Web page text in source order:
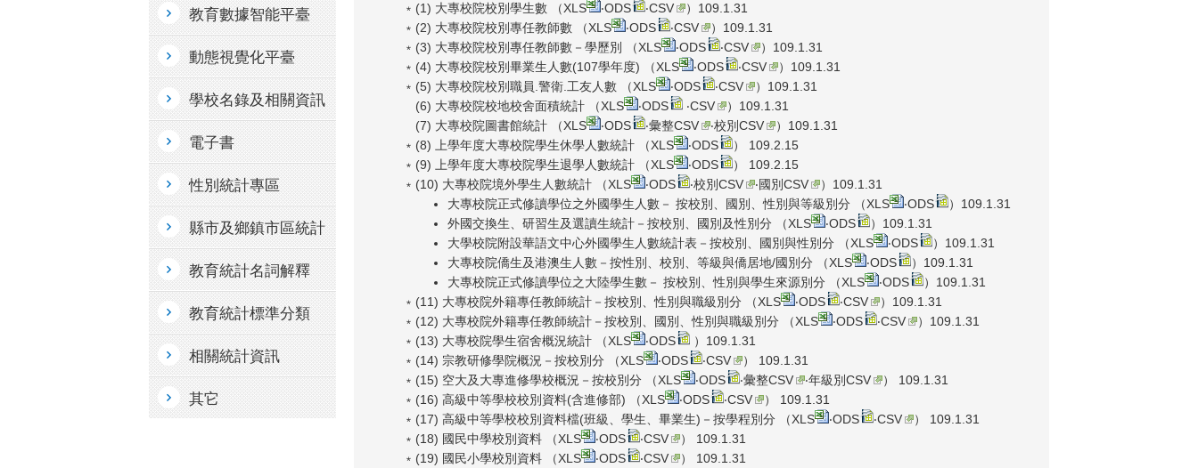
教育數據智能平臺
動態視覺化平臺
學校名錄及相關資訊
電子書
性別統計專區
縣市及鄉鎮市區統計
教育統計名詞解釋
教育統計標準分類
相關統計資訊
其它
﹡(1) 大專校院校別學生數 （XLS ‧ODS ‧CSV
）109.1.31
﹡(2) 大專校院校別專任教師數 （XLS ‧ODS ‧CSV
）109.1.31
﹡(3) 大專校院校別專任教師數－學歷別 （XLS ‧ODS ‧CSV
）109.1.31
﹡(4) 大專校院校別畢業生人數(107學年度) （XLS ‧ODS ‧CSV
）109.1.31
﹡(5) 大專校院校別職員.警衛.工友人數 （XLS ‧ODS ‧CSV
）109.1.31
(6) 大專校院校地校舍面積統計 （XLS ‧ODS ‧CSV
）109.1.31
(7) 大專校院圖書館統計 （XLS ‧ODS ‧彙整CSV ‧校別CSV
）109.1.31
﹡(8) 上學年度大專校院學生休學人數統計 （XLS ‧ODS
） 109.2.15
﹡(9) 上學年度大專校院學生退學人數統計 （XLS ‧ODS
） 109.2.15
﹡(10) 大專校院境外學生人數統計 （XLS ‧ODS ‧校別CSV ‧國別CSV
）109.1.31
大專校院正式修讀學位之外國學生人數－ 按校別、國別、性別與等級別分 （XLS ‧ODS
）109.1.31
外國交換生、研習生及選讀生統計－按校別、國別及性別分 （XLS ‧ODS
）109.1.31
大學校院附設華語文中心外國學生人數統計表－按校別、國別與性別分 （XLS ‧ODS
）109.1.31
大專校院僑生及港澳生人數－按性別、校別、等級與僑居地/國別分 （XLS ‧ODS
）109.1.31
大專校院正式修讀學位之大陸學生數－ 按校別、性別與學生來源別分 （XLS ‧ODS
）109.1.31
﹡(11) 大專校院外籍專任教師統計－按校別、性別與職級別分 （XLS ‧ODS ‧CSV
）109.1.31
﹡(12) 大專校院外籍專任教師統計－按校別、國別、性別與職級別分 （XLS ‧ODS ‧CSV
）109.1.31
﹡(13) 大專校院學生宿舍概況統計 （XLS ‧ODS
）109.1.31
﹡(14) 宗教研修學院概況－按校別分 （XLS ‧ODS ‧CSV
） 109.1.31
﹡(15) 空大及大專進修學校概況－按校別分 （XLS ‧ODS ‧彙整CSV ‧年級別CSV
） 109.1.31
﹡(16) 高級中等學校校別資料(含進修部) （XLS ‧ODS ‧CSV
） 109.1.31
﹡(17) 高級中等學校校別資料檔(班級、學生、畢業生)－按學程別分 （XLS ‧ODS ‧CSV
） 109.1.31
﹡(18) 國民中學校別資料 （XLS ‧ODS ‧CSV
） 109.1.31
﹡(19) 國民小學校別資料 （XLS ‧ODS ‧CSV
） 109.1.31